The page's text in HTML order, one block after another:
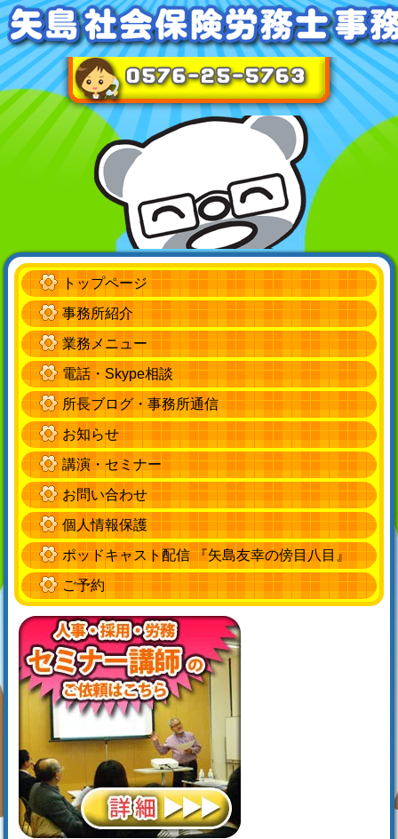
トップページ
事務所紹介
業務メニュー
電話・Skype相談
所長ブログ・事務所通信
お知らせ
講演・セミナー
お問い合わせ
個人情報保護
ポッドキャスト配信 『矢島友幸の傍目八目』
ご予約